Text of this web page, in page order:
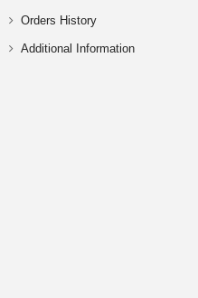
Orders History
Additional Information